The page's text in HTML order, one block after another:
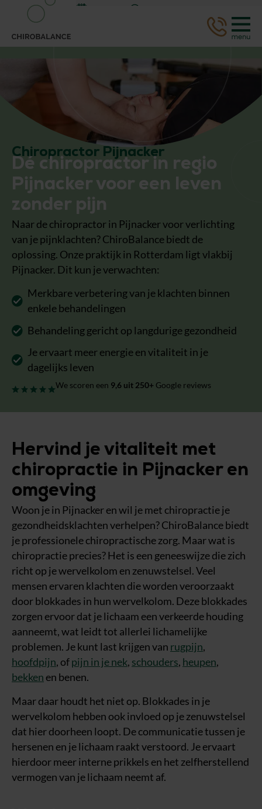
Chiropractor Pijnacker
Dé chiropractor in regio
Pijnacker voor een leven
zonder pijn
Naar de chiropractor in Pijnacker voor verlichting
van je pijnklachten? ChiroBalance biedt de
oplossing. Onze praktijk in Rotterdam ligt vlakbij
Pijnacker. Dit kun je verwachten:
Merkbare verbetering van je klachten binnen
enkele behandelingen
Behandeling gericht op langdurige gezondheid
Je ervaart meer energie en vitaliteit in je
dagelijks leven
We scoren een 9,6uit 250+ Google reviews
Hervind je vitaliteit met
chiropractie in Pijnacker en
omgeving
Woon je in Pijnacker en wil je met chiropractie je
gezondheidsklachten verhelpen? ChiroBalance biedt
je professionele chiropractische zorg. Maar wat is
chiropractie precies? Het is een geneeswijze die zich
richt op je wervelkolom en zenuwstelsel. Veel
mensen ervaren klachten die worden veroorzaakt
door blokkades in hun wervelkolom. Deze blokkades
zorgen ervoor dat je lichaam een verkeerde houding
aanneemt, wat leidt tot allerlei lichamelijke
problemen. Je kunt last krijgen van rugpijn,
hoofdpijn, ofpijn in je nek, schouders, heupen,
bekken en benen.
Maar daar houdt het niet op. Blokkades in je
wervelkolom hebben ook invloed op je zenuwstelsel
dat hier doorheen loopt. De communicatie tussen je
hersenen en je lichaam raakt verstoord. Je ervaart
hierdoor meer interne prikkels en het zelfherstellend
vermogen van je lichaam neemt af.